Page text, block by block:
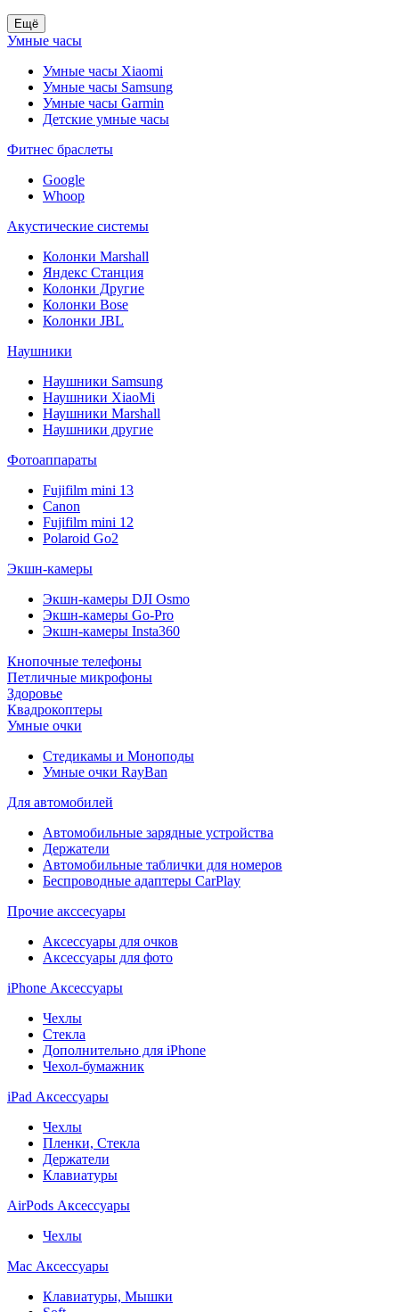
Ещё
Умные часы
Умные часы Xiaomi
Умные часы Samsung
Умные часы Garmin
Детские умные часы
Фитнес браслеты
Google
Whoop
Акустические системы
Колонки Marshall
Яндекс Станция
Колонки Другие
Колонки Bose
Колонки JBL
Наушники
Наушники Samsung
Наушники XiaoMi
Наушники Marshall
Наушники другие
Фотоаппараты
Fujifilm mini 13
Canon
Fujifilm mini 12
Polaroid Go2
Экшн-камеры
Экшн-камеры DJI Osmo
Экшн-камеры Go-Pro
Экшн-камеры Insta360
Кнопочные телефоны
Петличные микрофоны
Здоровье
Квадрокоптеры
Умные очки
Стедикамы и Моноподы
Умные очки RayBan
Для автомобилей
Автомобильные зарядные устройства
Держатели
Автомобильные таблички для номеров
Беспроводные адаптеры CarPlay
Прочие акссесуары
Аксессуары для очков
Аксессуары для фото
iPhone Аксессуары
Чехлы
Стекла
Дополнительно для iPhone
Чехол-бумажник
iPad Аксессуары
Чехлы
Пленки, Стекла
Держатели
Клавиатуры
AirPods Аксессуары
Чехлы
Mac Аксессуары
Клавиатуры, Мышки